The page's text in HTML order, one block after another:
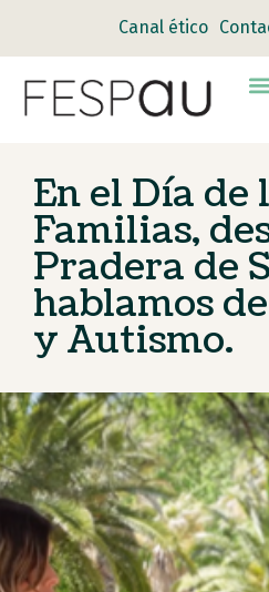
Canal ético
En el Día de
Familias,
Pradera de
hablamos
y Autismo.